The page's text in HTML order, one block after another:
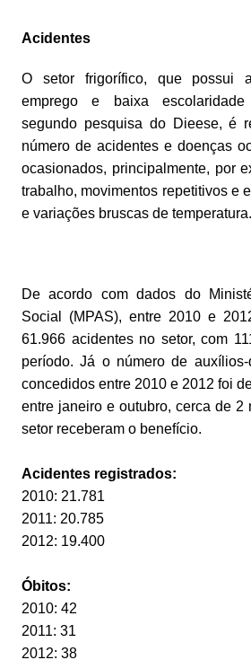
Acidentes
O setor frigorífico, que possui
emprego e baixa escolaridade
segundo pesquisa do Dieese, é
número de acidentes e doenças
ocasionados, principalmente, por
trabalho, movimentos repetitivos e
e variações bruscas de temperatura.
De acordo com dados do
Social (MPAS), entre 2010 e
61.966 acidentes no setor, com
período. Já o número de auxílios-
concedidos entre 2010 e 2012 foi
entre janeiro e outubro, cerca de 2
setor receberam o benefício.
Acidentes registrados:
2010: 21.781
2011: 20.785
2012: 19.400
Óbitos:
2010: 42
2011: 31
2012: 38